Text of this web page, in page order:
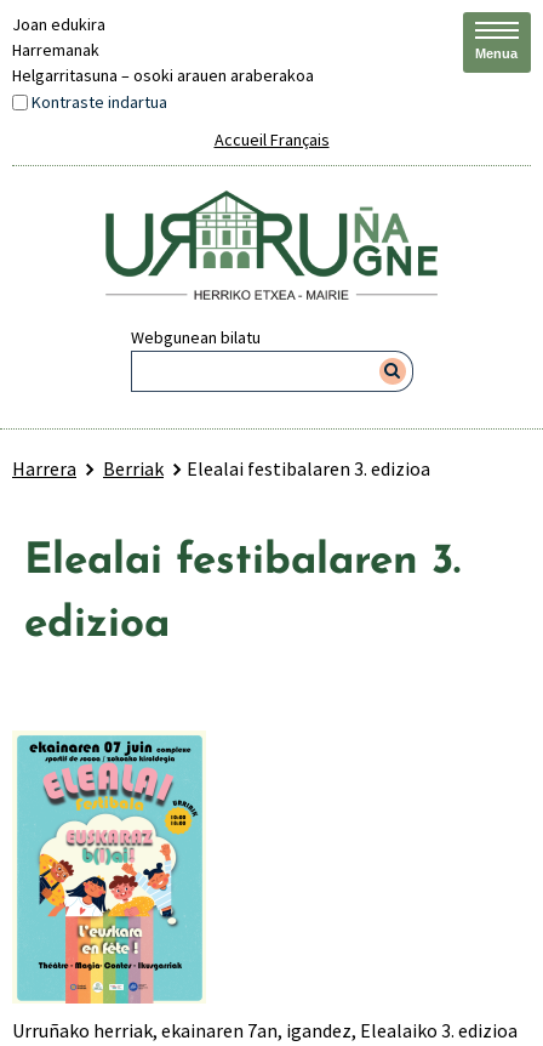
Joan edukira
Harremanak
Helgarritasuna – osoki arauen araberakoa
Kontraste indartua
Accueil Français
Webgunean bilatu
Menua
Harrera Berriak Elealai festibalaren 3. edizioa
Elealai festibalaren 3.
edizioa
Urruñako herriak, ekainaren 7an, igandez, Elealaiko 3. edizioa